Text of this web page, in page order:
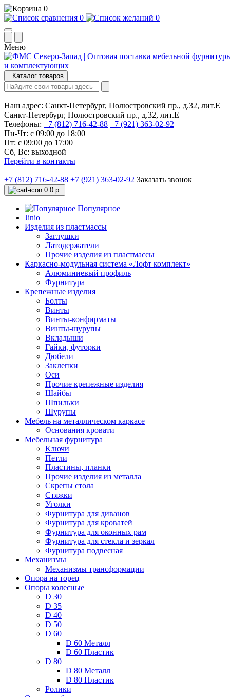
0
0
0
Меню
Каталог товаров
Наш адрес: Санкт-Петербург, Полюстровский пр., д.32, лит.Е
Санкт-Петербург, Полюстровский пр., д.32, лит.Е
Телефоны: +7 (812) 716-42-88 +7 (921) 363-02-92
Пн-Чт: с 09:00 до 18:00
Пт: с 09:00 до 17:00
Сб, Вс: выходной
Перейти в контакты
+7 (812) 716-42-88 +7 (921) 363-02-92 Заказать звонок
0 0 р.
Популярное
Jinio
Изделия из пластмассы
Заглушки
Латодержатели
Прочие изделия из пластмассы
Каркасно-модульная система «Лофт комплект»
Алюминиевый профиль
Фурнитура
Крепежные изделия
Болты
Винты
Винты-конфирматы
Винты-шурупы
Вкладыши
Гайки, футорки
Дюбели
Заклепки
Оси
Прочие крепежные изделия
Шайбы
Шпильки
Шурупы
Мебель на металлическом каркасе
Основания кровати
Мебельная фурнитура
Ключи
Петли
Пластины, планки
Прочие изделия из металла
Скрепы стола
Стяжки
Уголки
Фурнитура для диванов
Фурнитура для кроватей
Фурнитура для оконных рам
Фурнитура для стекла и зеркал
Фурнитура подвесная
Механизмы
Механизмы трансформации
Опора на торец
Опоры колесные
D 30
D 35
D 40
D 50
D 60
D 60 Металл
D 60 Пластик
D 80
D 80 Металл
D 80 Пластик
Ролики